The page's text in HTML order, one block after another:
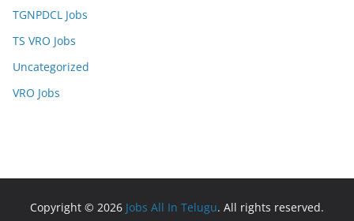
TGNPDCL Jobs
TS VRO Jobs
Uncategorized
VRO Jobs
Copyright © 2026 Jobs All In Telugu. All rights reserved.